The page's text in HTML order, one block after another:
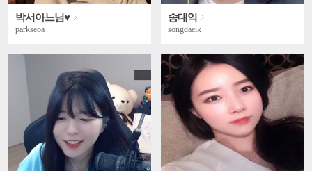
박서아느님♥
parkseoa
송대익
songdaeik